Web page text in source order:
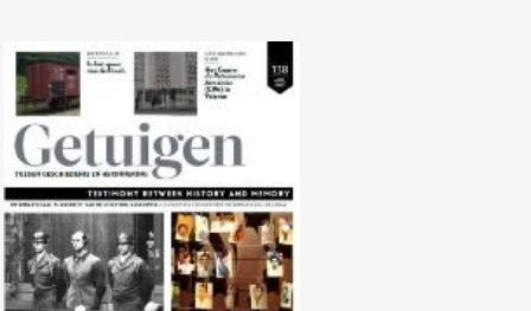
Nr. 138 (04/2024) Rechtzaken